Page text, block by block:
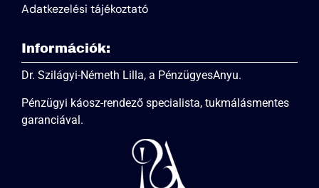
Adatkezelési tájékoztató
Információk:
Dr. Szilágyi-Németh Lilla, a PénzügyesAnyu.
Pénzügyi káosz-rendező specialista, tukmálásmentes
garanciával.